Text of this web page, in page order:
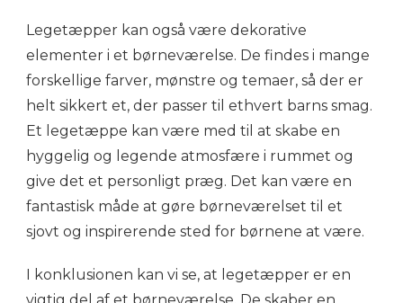
Legetæpper kan også være dekorative
elementer i et børneværelse. De findes i mange
forskellige farver, mønstre og temaer, så der er
helt sikkert et, der passer til ethvert barns smag.
Et legetæppe kan være med til at skabe en
hyggelig og legende atmosfære i rummet og
give det et personligt præg. Det kan være en
fantastisk måde at gøre børneværelset til et
sjovt og inspirerende sted for børnene at være.
I konklusionen kan vi se, at legetæpper er en